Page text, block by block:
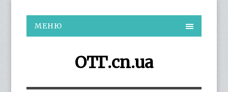
МЕНЮ
ОТГ.cn.ua